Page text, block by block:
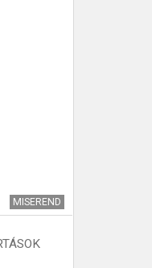
MISEREND